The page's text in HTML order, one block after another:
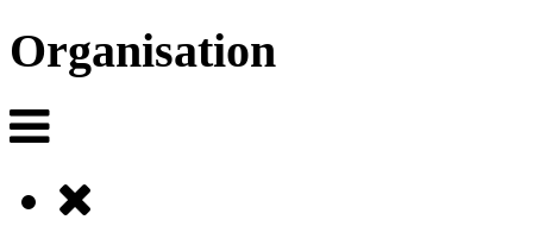
Organisation